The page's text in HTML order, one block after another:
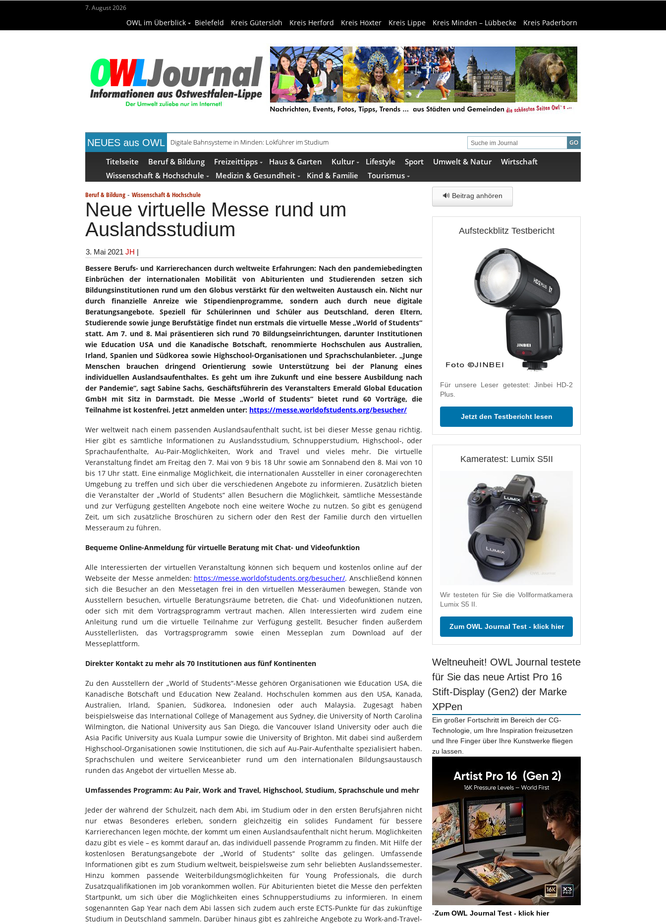
7. August 2026
OWL im Überblick Bielefeld Kreis Gütersloh Kreis Herford Kreis Höxter Kreis Lippe Kreis Minden – Lübbecke Kreis Paderborn
NEUES aus OWL Digitale Bahnsysteme in Minden: Lokführer im Studium
Titelseite Beruf & Bildung Freizeittipps Haus & Garten Kultur Lifestyle Sport Umwelt & Natur
Wirtschaft
Wissenschaft & Hochschule
Medizin & Gesundheit Kind & Familie Tourismus
Beruf & Bildung - Wissenschaft & Hochschule
Neue virtuelle Messe rund um
Auslandsstudium
3. Mai 2021 JH |
Bessere Berufs- und Karrierechancen durch weltweite Erfahrungen: Nach den pandemiebedingten
Einbrüchen der internationalen Mobilität von Abiturienten und Studierenden setzen sich
Bildungsinstitutionen rund um den Globus verstärkt für den weltweiten Austausch ein. Nicht nur
durch finanzielle Anreize wie Stipendienprogramme, sondern auch durch neue digitale
Beratungsangebote. Speziell für Schülerinnen und Schüler aus Deutschland, deren Eltern,
Studierende sowie junge Berufstätige findet nun erstmals die virtuelle Messe „World of Students“
statt. Am 7. und 8. Mai präsentieren sich rund 70 Bildungseinrichtungen, darunter Institutionen
wie Education USA und die Kanadische Botschaft, renommierte Hochschulen aus Australien,
Irland, Spanien und Südkorea sowie Highschool-Organisationen und Sprachschulanbieter. „Junge
Menschen brauchen dringend Orientierung sowie Unterstützung bei der Planung eines
individuellen Auslandsaufenthaltes. Es geht um ihre Zukunft und eine bessere Ausbildung nach
der Pandemie“, sagt Sabine Sachs, Geschäftsführerin des Veranstalters Emerald Global Education
GmbH mit Sitz in Darmstadt. Die Messe „World of Students“ bietet rund 60 Vorträge, die
Teilnahme ist kostenfrei. Jetzt anmelden unter: https://messe.worldofstudents.org/besucher/
Wer weltweit nach einem passenden Auslandsaufenthalt sucht, ist bei dieser Messe genau richtig.
Hier gibt es sämtliche Informationen zu Auslandsstudium, Schnupperstudium, Highschool-, oder
Sprachaufenthalte, Au-Pair-Möglichkeiten, Work and Travel und vieles mehr. Die virtuelle
Veranstaltung findet am Freitag den 7. Mai von 9 bis 18 Uhr sowie am Sonnabend den 8. Mai von 10
bis 17 Uhr statt. Eine einmalige Möglichkeit, die internationalen Aussteller in einer coronagerechten
Umgebung zu treffen und sich über die verschiedenen Angebote zu informieren. Zusätzlich bieten
die Veranstalter der „World of Students“ allen Besuchern die Möglichkeit, sämtliche Messestände
und zur Verfügung gestellten Angebote noch eine weitere Woche zu nutzen. So gibt es genügend
Zeit, um sich zusätzliche Broschüren zu sichern oder den Rest der Familie durch den virtuellen
Messeraum zu führen.
Bequeme Online-Anmeldung für virtuelle Beratung mit Chat- und Videofunktion
Alle Interessierten der virtuellen Veranstaltung können sich bequem und kostenlos online auf der
Webseite der Messe anmelden: https://messe.worldofstudents.org/besucher/. Anschließend können
sich die Besucher an den Messetagen frei in den virtuellen Messeräumen bewegen, Stände von
Ausstellern besuchen, virtuelle Beratungsräume betreten, die Chat- und Videofunktionen nutzen,
oder sich mit dem Vortragsprogramm vertraut machen. Allen Interessierten wird zudem eine
Anleitung rund um die virtuelle Teilnahme zur Verfügung gestellt. Besucher finden außerdem
Ausstellerlisten, das Vortragsprogramm sowie einen Messeplan zum Download auf der
Messeplattform.
Direkter Kontakt zu mehr als 70 Institutionen aus fünf Kontinenten
Zu den Ausstellern der „World of Students“-Messe gehören Organisationen wie Education USA, die
Kanadische Botschaft und Education New Zealand. Hochschulen kommen aus den USA, Kanada,
Australien, Irland, Spanien, Südkorea, Indonesien oder auch Malaysia. Zugesagt haben
beispielsweise das International College of Management aus Sydney, die University of North Carolina
Wilmington, die National University aus San Diego, die Vancouver Island University oder auch die
Asia Pacific University aus Kuala Lumpur sowie die University of Brighton. Mit dabei sind außerdem
Highschool-Organisationen sowie Institutionen, die sich auf Au-Pair-Aufenthalte spezialisiert haben.
Sprachschulen und weitere Serviceanbieter rund um den internationalen Bildungsaustausch
runden das Angebot der virtuellen Messe ab.
Umfassendes Programm: Au Pair, Work and Travel, Highschool, Studium, Sprachschule und mehr
Jeder der während der Schulzeit, nach dem Abi, im Studium oder in den ersten Berufsjahren nicht
nur etwas Besonderes erleben, sondern gleichzeitig ein solides Fundament für bessere
Karrierechancen legen möchte, der kommt um einen Auslandsaufenthalt nicht herum. Möglichkeiten
dazu gibt es viele – es kommt darauf an, das individuell passende Programm zu finden. Mit Hilfe der
kostenlosen Beratungsangebote der „World of Students“ sollte das gelingen. Umfassende
Informationen gibt es zum Studium weltweit, beispielsweise zum sehr beliebten Auslandssemester.
Hinzu kommen passende Weiterbildungsmöglichkeiten für Young Professionals, die durch
Zusatzqualifikationen im Job vorankommen wollen. Für Abiturienten bietet die Messe den perfekten
Startpunkt, um sich über die Möglichkeiten eines Schnupperstudiums zu informieren. In einem
sogenannten Gap Year nach dem Abi lassen sich zudem auch erste ECTS-Punkte für das zukünftige
Studium in Deutschland sammeln. Darüber hinaus gibt es zahlreiche Angebote zu Work-and-Travel-
🔊 Beitrag anhören
Aufsteckblitz Testbericht
Für unsere Leser getestet: Jinbei HD-2
Plus.
Jetzt den Testbericht lesen
Kameratest: Lumix S5II
Wir testeten für Sie die Vollformatkamera
Lumix S5 II.
Zum OWL Journal Test - klick hier
Weltneuheit! OWL Journal testete
für Sie das neue Artist Pro 16
Stift-Display (Gen2) der Marke
XPPen
Ein großer Fortschritt im Bereich der CG-
Technologie, um Ihre Inspiration freizusetzen
und Ihre Finger über Ihre Kunstwerke fliegen
zu lassen.
-Zum OWL Journal Test - klick hier